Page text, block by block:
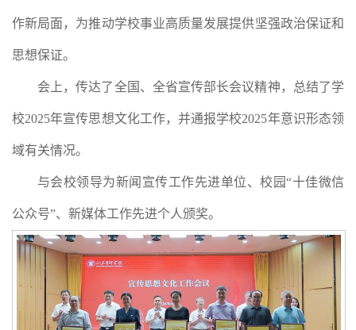
作新局面，为推动学校事业高质量发展提供坚强政治保证和
思想保证。
会上，传达了全国、全省宣传部长会议精神，总结了学
校2025年宣传思想文化工作，并通报学校2025年意识形态领
域有关情况。
与会校领导为新闻宣传工作先进单位、校园“十佳微信
公众号”、新媒体工作先进个人颁奖。